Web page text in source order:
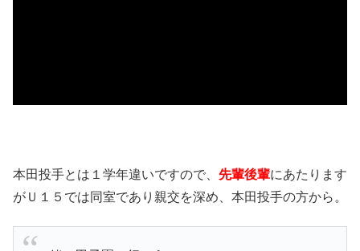
本田投手とは１学年違いですので、 先輩後輩にあたります
がＵ１５では同室であり親交を深め、本田投手の方から。